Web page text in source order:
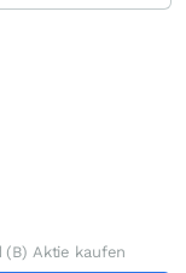
(B) Aktie kaufen